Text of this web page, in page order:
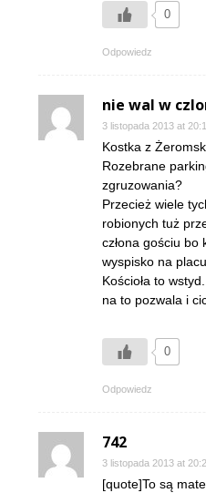
0
Odpowiedz
nie wal w
3 listopada 2013 at
Kostka z
Rozebrane
zgruzowania?
Przecież wiele
robionych tuż
człona gościu bo
wyspisko na
Kościoła to
na to pozwala i
0
Odpowiedz
742
3 listopada 2013 at
[quote]To są